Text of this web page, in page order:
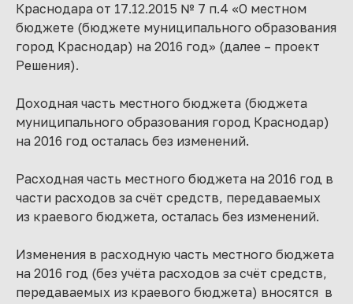
Краснодара от 17.12.2015 № 7 п.4 «О местном
бюджете (бюджете муниципального образования
город Краснодар) на 2016 год» (далее – проект
Решения).
Доходная часть местного бюджета (бюджета
муниципального образования город Краснодар)
на 2016 год осталась без изменений.
Расходная часть местного бюджета на 2016 год в
части расходов за счёт средств, передаваемых
из краевого бюджета, осталась без изменений.
Изменения в расходную часть местного бюджета
на 2016 год (без учёта расходов за счёт средств,
передаваемых из краевого бюджета) вносятся в